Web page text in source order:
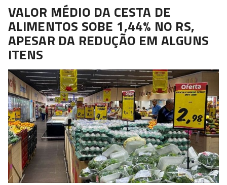
VALOR MÉDIO DA CESTA DE
ALIMENTOS SOBE 1,44% NO RS,
APESAR DA REDUÇÃO EM ALGUNS
ITENS